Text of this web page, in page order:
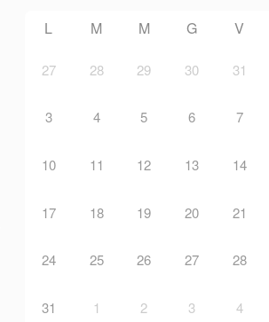
L M M G V
27 28 29 30 31
3 4 5 6 7
10 11 12 13 14
17 18 19 20 21
24 25 26 27 28
31 1 2 3 4